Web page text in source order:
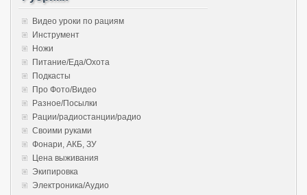
Видео уроки по рациям
Инструмент
Ножи
Питание/Еда/Охота
Подкасты
Про Фото/Видео
Разное/Посылки
Рации/радиостанции/радио
Своими руками
Фонари, АКБ, ЗУ
Цена выживания
Экипировка
Электроника/Аудио